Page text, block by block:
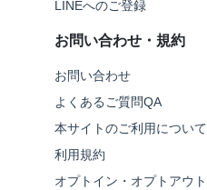
LINEへのご登録
お問い合わせ・規約
お問い合わせ
よくあるご質問QA
本サイトのご利用について
利用規約
オプトイン・オプトアウト